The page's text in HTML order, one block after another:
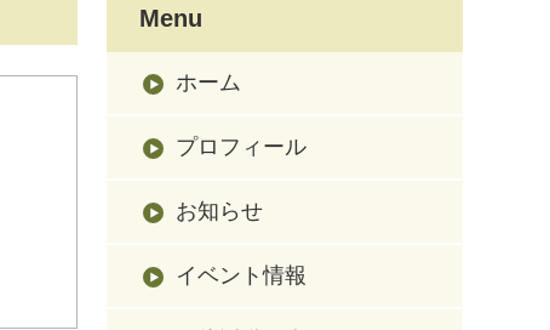
Menu
ホーム
プロフィール
お知らせ
イベント情報